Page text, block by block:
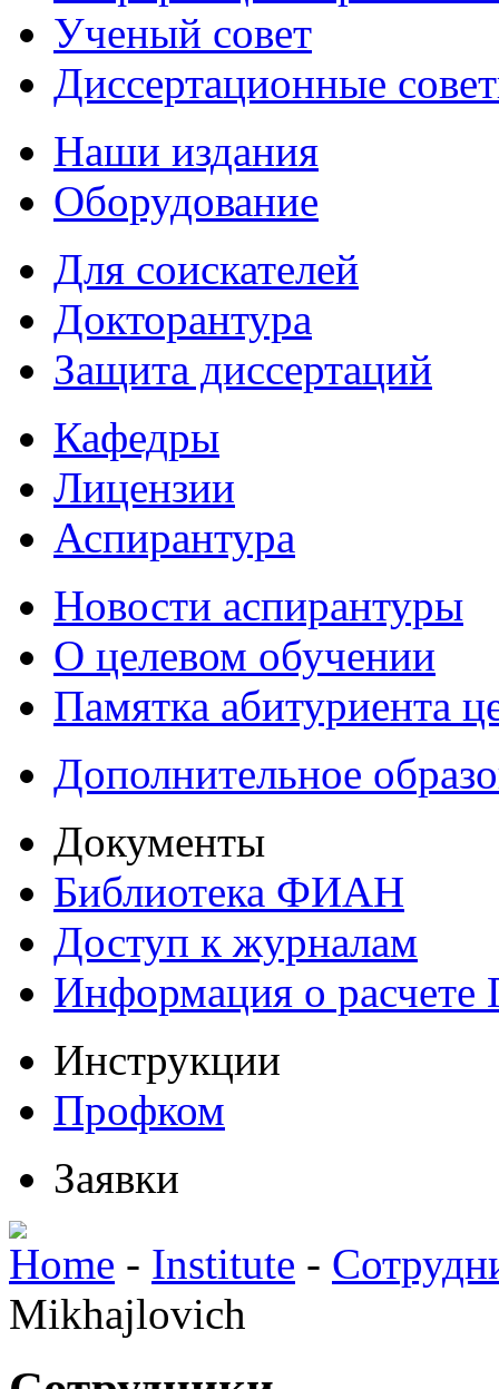
Ученый совет
Диссертационные
Наши издания
Оборудование
Для соискателей
Докторантура
Защита диссертаций
Кафедры
Лицензии
Аспирантура
Новости аспирантуры
О целевом обучении
Памятка абитуриента
Дополнительное
Документы
Библиотека ФИАН
Доступ к журналам
Информация о
Инструкции
Профком
Заявки
Home - Institute -
Mikhajlovich